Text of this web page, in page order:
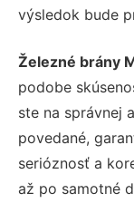
výsledok bude
Železné brány
podobe
ste na správnej
povedané,
serióznosť a
až po samotné